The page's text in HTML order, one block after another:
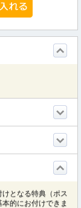
となる特典（ポス
的にお付けできま